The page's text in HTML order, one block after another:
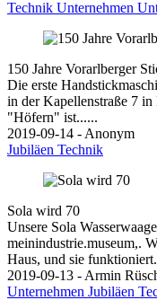
Technik Unternehmen
150 Jahre Vorarlberger
Die erste
in der Kapellenstraße 7
"Höfern" ist......
2019-09-14 - Anonym
Jubiläen Technik
Sola wird 70
Unsere Sola
meinindustrie.museum,.
Haus, und sie
2019-09-13 - Armin
Unternehmen Jubiläen